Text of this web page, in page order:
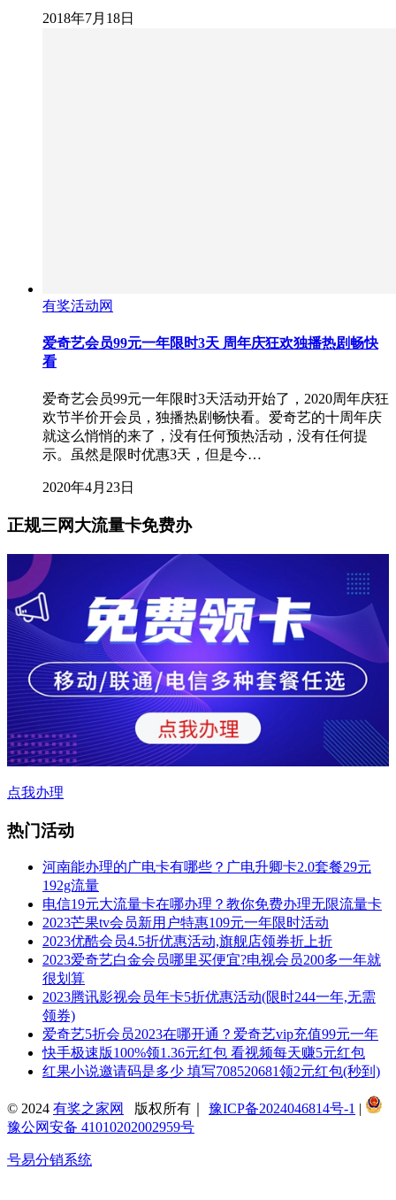
2018年7月18日
有奖活动网
爱奇艺会员99元一年限时3天 周年庆狂欢独播热剧畅快
看
爱奇艺会员99元一年限时3天活动开始了，2020周年庆狂
欢节半价开会员，独播热剧畅快看。爱奇艺的十周年庆
就这么悄悄的来了，没有任何预热活动，没有任何提
示。虽然是限时优惠3天，但是今…
2020年4月23日
正规三网大流量卡免费办
点我办理
热门活动
河南能办理的广电卡有哪些？广电升卿卡2.0套餐29元
192g流量
电信19元大流量卡在哪办理？教你免费办理无限流量卡
2023芒果tv会员新用户特惠109元一年限时活动
2023优酷会员4.5折优惠活动,旗舰店领券折上折
2023爱奇艺白金会员哪里买便宜?电视会员200多一年就
很划算
2023腾讯影视会员年卡5折优惠活动(限时244一年,无需
领券)
爱奇艺5折会员2023在哪开通？爱奇艺vip充值99元一年
快手极速版100%领1.36元红包 看视频每天赚5元红包
红果小说邀请码是多少 填写708520681领2元红包(秒到)
© 2024 有奖之家网 版权所有｜ 豫ICP备2024046814号-1 |
豫公网安备 41010202002959号
号易分销系统